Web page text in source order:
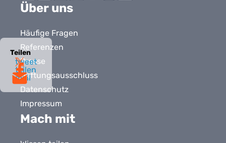
Teilen
tweet
teilen
mail
Bluesky
X LinkedInFacebook
Über uns
Häufige Fragen
Referenzen
Presse
Haftungsausschluss
Datenschutz
Impressum
Mach mit